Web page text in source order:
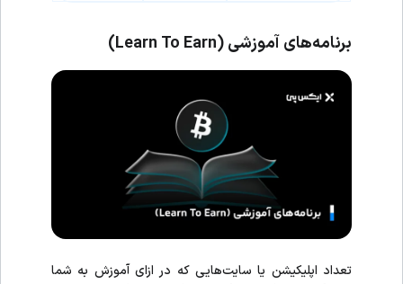
برنامه‌های آموزشی(Learn To Earn)
تعداد اپلیکیشن یا سایت‌هایی که در ازای آموزش به شما